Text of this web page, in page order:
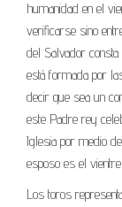
humanidad en el
verificarse sino
del Salvador
está formada por
decir que sea un
este Padre rey
Iglesia por medio
esposo es el
Los toros